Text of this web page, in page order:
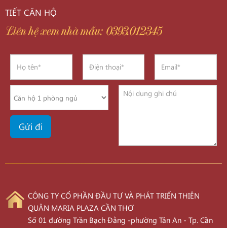
TIẾT CĂN HỘ
Liên hệ xem nhà mẫu: 0393.012345
CÔNG TY CỔ PHẦN ĐẦU TƯ VÀ PHÁT TRIỂN THIÊN
QUÂN MARIA PLAZA CẦN THƠ
Số 01 đường Trần Bạch Đằng -phường Tân An - Tp. Cần